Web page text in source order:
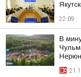
22:09
В